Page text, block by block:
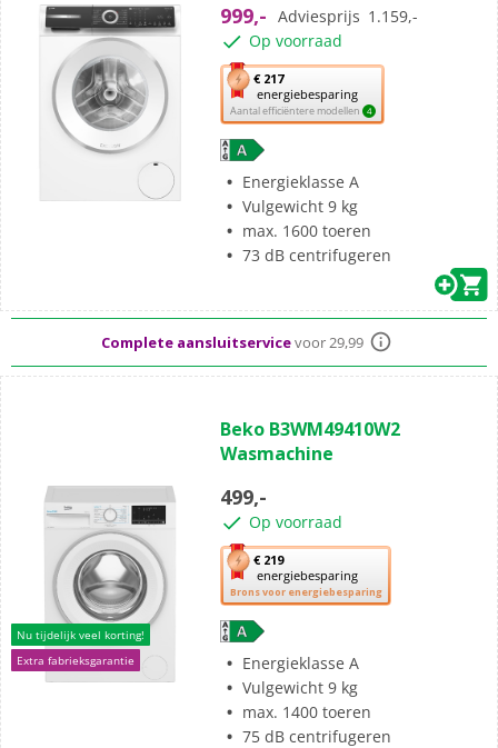
sterren.
62
beoordelingen
999,- Adviesprijs 1.159,-
Op voorraad
€ 217
energiebesparing
Aantal efficiëntere modellen 4
Met
deze
knop
opent
Youreko’s
tool
voor
energiebesparing.
Energieklasse A
Vulgewicht 9 kg
max. 1600 toeren
73 dB centrifugeren
thuisbezorgd vanaf 50,-
Complete aansluitservicevoor 29,99
Nu tijdelijk veel korting!
Extra fabrieksgarantie
van
de
sterren.
3
beoordelingen
Beko B3WM49410W2
Wasmachine
499,-
Op voorraad
€ 219
energiebesparing
Brons voor energiebesparing
Met
deze
knop
opent
Youreko’s
tool
voor
energiebesparing.
Energieklasse A
Vulgewicht 9 kg
max. 1400 toeren
75 dB centrifugeren